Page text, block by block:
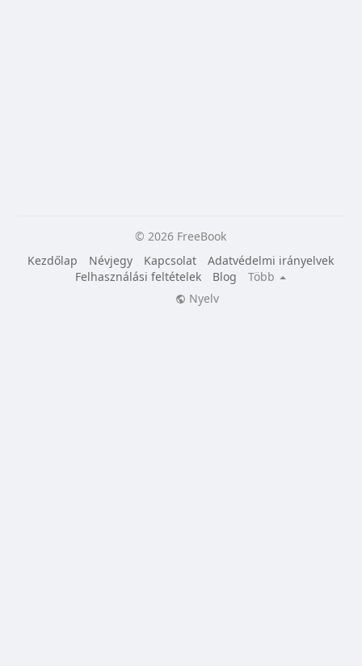
© 2026 FreeBook
Kezdőlap
Névjegy Kapcsolat
Adatvédelmi irányelvek
Felhasználási feltételek
Blog
Több
Nyelv